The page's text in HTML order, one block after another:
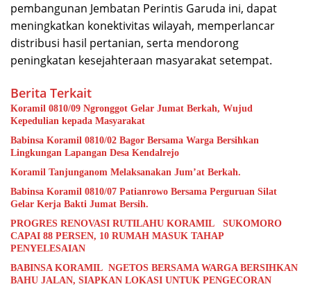
pembangunan Jembatan Perintis Garuda ini, dapat
meningkatkan konektivitas wilayah, memperlancar
distribusi hasil pertanian, serta mendorong
peningkatan kesejahteraan masyarakat setempat.
Berita Terkait
Koramil 0810/09 Ngronggot Gelar Jumat Berkah, Wujud
Kepedulian kepada Masyarakat
Babinsa Koramil 0810/02 Bagor Bersama Warga Bersihkan
Lingkungan Lapangan Desa Kendalrejo
Koramil Tanjunganom Melaksanakan Jum’at Berkah.
Babinsa Koramil 0810/07 Patianrowo Bersama Perguruan Silat
Gelar Kerja Bakti Jumat Bersih.
PROGRES RENOVASI RUTILAHU KORAMIL SUKOMORO
CAPAI 88 PERSEN, 10 RUMAH MASUK TAHAP
PENYELESAIAN
BABINSA KORAMIL NGETOS BERSAMA WARGA BERSIHKAN
BAHU JALAN, SIAPKAN LOKASI UNTUK PENGECORAN